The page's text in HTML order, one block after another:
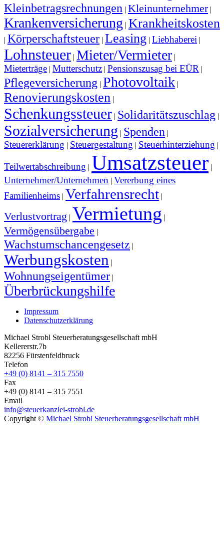
Kleinbetragsrechnungen | Kleinunternehmer|
Krankenversicherung | Krankheitskosten
| Körperschaftsteuer | Leasing | Liebhaberei |
Lohnsteuer | Mieter/Vermieter |
Mieterträge | Mutterschutz | Pensionszusag bei EÜR |
Pflegeversicherung | Photovoltaik |
Renovierungskosten |
Schenkungssteuer | Solidaritätszuschlag |
Sozialversicherung | Spenden |
Steuererklärung | Steuergestaltung | Steuerhinterziehung |
Teilwertabschreibung | Umsatzsteuer |
Unternehmer/Unternehmen | Vererbung eines
Familienheims | Verfahrensrecht |
Verlustvortrag | Vermietung |
Vermögensübergabe |
Wachstumschancengesetz |
Werbungskosten |
Wohnungseigentümer |
Überbrückungshilfe
Impressum
Datenschutzerklärung
Michael Strobl Steuerberatungsgesellschaft mbH
Kellererstr.7b
82256 Fürstenfeldbruck
Telefon
+49 (0) 8141 – 315 7550
Fax
+49 (0) 8141 – 315 7551
Email
info@steuerkanzlei-strobl.de
Copyright © Michael Strobl Steuerberatungsgesellschaft mbH